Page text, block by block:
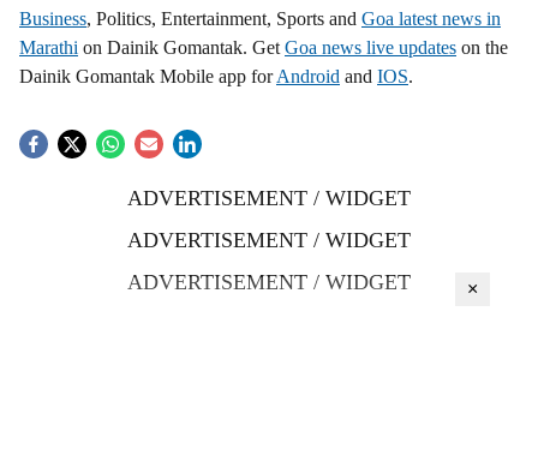
Business, Politics, Entertainment, Sports and Goa latest news in
Marathi on Dainik Gomantak. Get Goa news live updates on the
Dainik Gomantak Mobile app forAndroid and IOS.
ADVERTISEMENT / WIDGET
ADVERTISEMENT / WIDGET
ADVERTISEMENT / WIDGET
×